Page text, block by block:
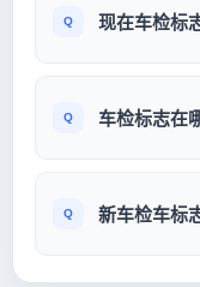
现在车检标
车检标志在
新车检车标